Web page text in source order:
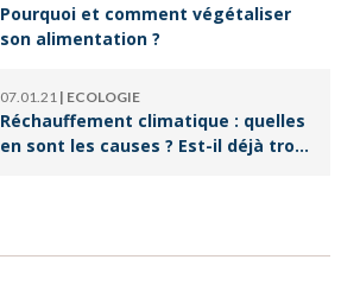
Pourquoi et comment végétaliser
son alimentation ?
07.01.21 | ECOLOGIE
Réchauffement climatique : quelles
en sont les causes ? Est-il déjà trop